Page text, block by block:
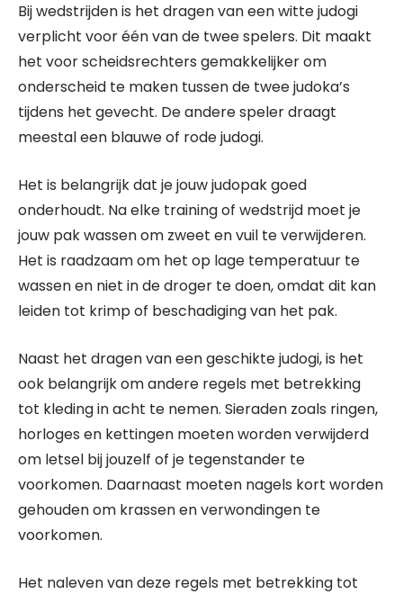
Bij wedstrijden is het dragen van een witte judogi
verplicht voor één van de twee spelers. Dit maakt
het voor scheidsrechters gemakkelijker om
onderscheid te maken tussen de twee judoka’s
tijdens het gevecht. De andere speler draagt
meestal een blauwe of rode judogi.
Het is belangrijk dat je jouw judopak goed
onderhoudt. Na elke training of wedstrijd moet je
jouw pak wassen om zweet en vuil te verwijderen.
Het is raadzaam om het op lage temperatuur te
wassen en niet in de droger te doen, omdat dit kan
leiden tot krimp of beschadiging van het pak.
Naast het dragen van een geschikte judogi, is het
ook belangrijk om andere regels met betrekking
tot kleding in acht te nemen. Sieraden zoals ringen,
horloges en kettingen moeten worden verwijderd
om letsel bij jouzelf of je tegenstander te
voorkomen. Daarnaast moeten nagels kort worden
gehouden om krassen en verwondingen te
voorkomen.
Het naleven van deze regels met betrekking tot